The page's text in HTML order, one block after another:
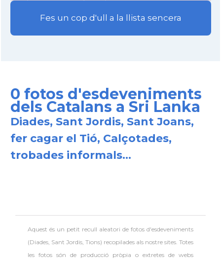
Fes un cop d'ull a la llista sencera
0 fotos d'esdeveniments
dels Catalans a Sri Lanka
Diades, Sant Jordis, Sant Joans,
fer cagar el Tió, Calçotades,
trobades informals...
Aquest és un petit recull aleatori defotos d'esdeveniments
(Diades, Sant Jordis, Tions) recopilades als nostre sites. Totes
les fotos són de producció pròpia o extretes de webs